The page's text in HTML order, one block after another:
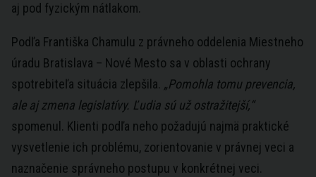
aj pod fyzickým nátlakom.
Podľa Františka Chamulu z právneho oddelenia Miestneho
úradu Bratislava – Nové Mesto sa v oblasti ochrany
spotrebiteľa situácia zlepšila. „Pomohla tomu prevencia,
ale aj zmena legislatívy. Ľudia sú už ostražitejší,“
spomenul. Klienti podľa neho požadujú najmä praktické
vysvetlenie ich problému, zorientovanie v právnej veci a
naznačenie správneho postupu v konkrétnej veci.